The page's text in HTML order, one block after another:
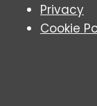
Privacy
Cookie